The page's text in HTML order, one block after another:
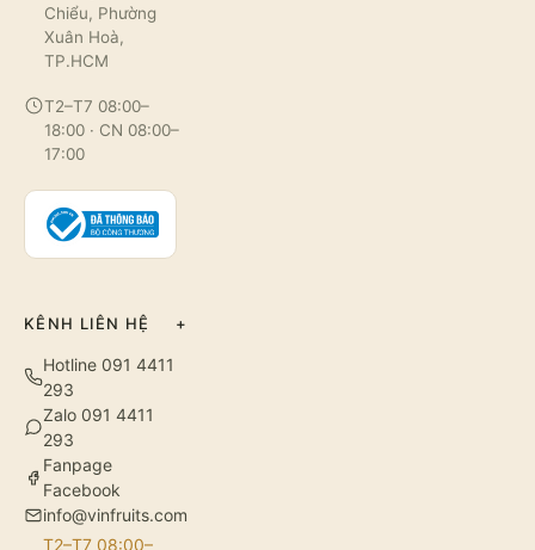
Chiểu, Phường
Xuân Hoà,
TP.HCM
T2–T7 08:00–
18:00 · CN 08:00–
17:00
KÊNH LIÊN HỆ +
Hotline 091 4411
293
Zalo 091 4411
293
Fanpage
Facebook
info@vinfruits.com
T2–T7 08:00–